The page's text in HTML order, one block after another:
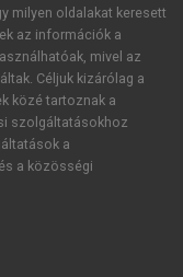
milyen oldalakat keresett
az információk a
mivel az
Céljuk kizárólag a
közé tartoznak a
szolgáltatásokhoz
a
a közösségi